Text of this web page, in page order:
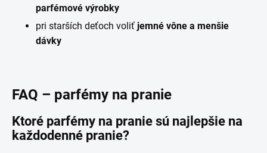
parfémové výrobky
pri starších deťoch voliť jemné vône a menšie
dávky
FAQ – parfémy na pranie
Ktoré parfémy na pranie sú najlepšie na
každodenné pranie?